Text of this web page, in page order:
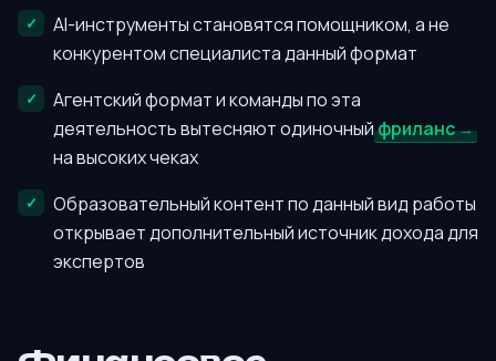
AI-инструменты становятся помощником, а не
конкурентом специалиста данный формат
Агентский формат и команды по эта
деятельность вытесняют одиночныйфриланс
на высоких чеках
Образовательный контент по данный вид работы
открывает дополнительный источник дохода для
экспертов